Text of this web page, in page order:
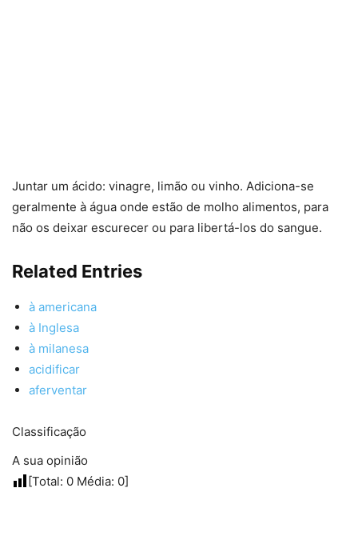
Juntar um ácido: vinagre, limão ou vinho. Adiciona-se
geralmente à água onde estão de molho alimentos, para
não os deixar escurecer ou para libertá-los do sangue.
Related Entries
à americana
à Inglesa
à milanesa
acidificar
aferventar
Classificação
A sua opinião
[Total: 0 Média: 0]